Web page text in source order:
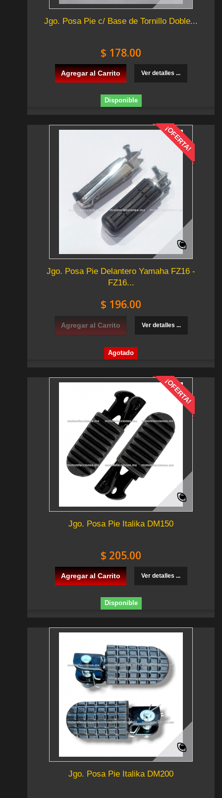
Jgo. Posa Pie c/ Base de Tornillo Doble...
$ 178.00
Agregar al Carrito Ver detalles ...
Disponible
¡OFERTA!
Jgo. Posa Pie Delantero Yamaha FZ16 -
FZ16...
$ 196.00
Agregar al Carrito Ver detalles ...
Agotado
¡OFERTA!
Jgo. Posa Pie Italika DM150
$ 205.00
Agregar al Carrito Ver detalles ...
Disponible
Jgo. Posa Pie Italika DM200